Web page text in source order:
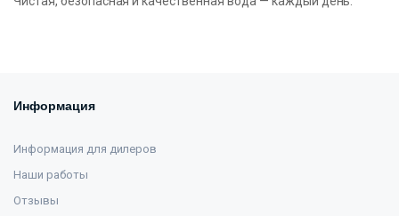
Информация
Информация для дилеров
Наши работы
Отзывы